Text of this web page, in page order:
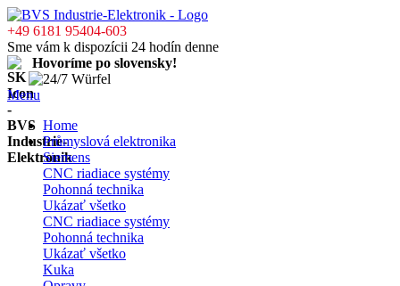
+49 6181 95404-603
Sme vám k dispozícii 24 hodín denne
Hovoríme po slovensky!
Menu
Home
Průmyslová elektronika
Siemens
CNC riadiace systémy
Pohonná technika
Ukázať všetko
CNC riadiace systémy
Pohonná technika
Ukázať všetko
Kuka